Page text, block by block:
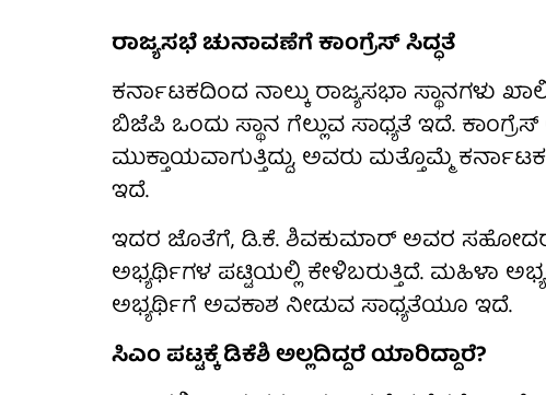
ರಾಜ್ಯಸಭೆ ಚುನಾವಣೆಗೆ ಕಾಂಗ್ರೆಸ್ ಸಿದ್ಧತೆ
ಕರ್ನಾಟಕದಿಂದ ನಾಲ್ಕು ರಾಜ್ಯಸಭಾ ಸ್ಥಾನಗಳು
ಬಿಜೆಪಿ ಒಂದು ಸ್ಥಾನ ಗೆಲ್ಲುವ ಸಾಧ್ಯತೆ ಇದೆ.
ಮುಕ್ತಾಯವಾಗುತ್ತಿದ್ದು, ಅವರು ಮತ್ತೊಮ್ಮೆ
ಇದೆ.
ಇದರ ಜೊತೆಗೆ, ಡಿ.ಕೆ. ಶಿವಕುಮಾರ್ ಅವರ
ಅಭ್ಯರ್ಥಿಗಳ ಪಟ್ಟಿಯಲ್ಲಿ ಕೇಳಿಬರುತ್ತಿದೆ. ಮಹಿಳಾ
ಅಭ್ಯರ್ಥಿಗೆ ಅವಕಾಶ ನೀಡುವ ಸಾಧ್ಯತೆಯೂ ಇದೆ.
ಸಿಎಂ ಪಟ್ಟಕ್ಕೆ ಡಿಕೆಶಿ ಅಲ್ಲದಿದ್ದರೆ ಯಾರಿದ್ದಾರೆ?